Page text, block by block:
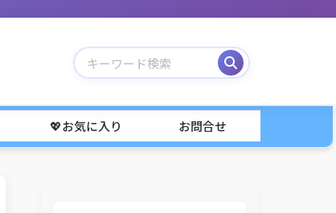
💖お気に入り お問合せ